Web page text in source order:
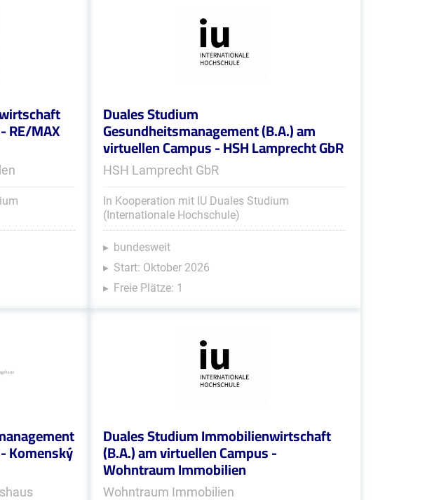
RE/MAX
Duales Studium
Gesundheitsmanagement (B.A.) am
virtuellen Campus - HSH Lamprecht GbR
HSH Lamprecht GbR
In Kooperation mit IU Duales Studium
(Internationale Hochschule)
bundesweit
Start: Oktober 2026
Freie Plätze: 1
Komenský
Duales Studium Immobilienwirtschaft
(B.A.) am virtuellen Campus -
Wohntraum Immobilien
Wohntraum Immobilien